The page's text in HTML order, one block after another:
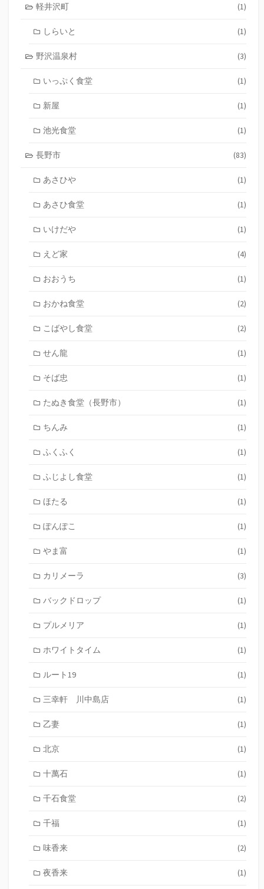
軽井沢町 (1)
しらいと (1)
野沢温泉村 (3)
いっぷく食堂 (1)
新屋 (1)
池光食堂 (1)
長野市 (83)
あさひや (1)
あさひ食堂 (1)
いけだや (1)
えど家 (4)
おおうち (1)
おかね食堂 (2)
こばやし食堂 (2)
せん龍 (1)
そば忠 (1)
たぬき食堂（長野市） (1)
ちんみ (1)
ふくふく (1)
ふじよし食堂 (1)
ほたる (1)
ぽんぽこ (1)
やま富 (1)
カリメーラ (3)
バックドロップ (1)
プルメリア (1)
ホワイトタイム (1)
ルート19 (1)
三幸軒 川中島店 (1)
乙妻 (1)
北京 (1)
十萬石 (1)
千石食堂 (2)
千福 (1)
味香来 (2)
夜香来 (1)